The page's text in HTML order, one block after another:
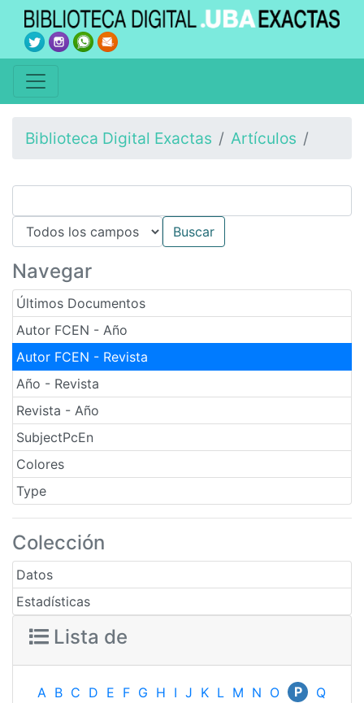
Biblioteca Digital Exactas Artículos
Navegar
Últimos Documentos
Autor FCEN - Año
Autor FCEN - Revista
Año - Revista
Revista - Año
SubjectPcEn
Colores
Type
Colección
Datos
Estadísticas
Lista de
A B C D E F G H I J K L M N O P
Q